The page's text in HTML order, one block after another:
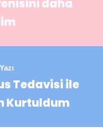
daha
Tedavisi ile
Kurtuldum